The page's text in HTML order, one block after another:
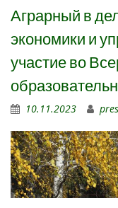
Аграрный в
экономики и
участие во
10.11.2023